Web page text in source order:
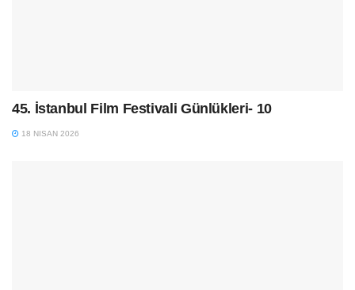
45. İstanbul Film Festivali Günlükleri- 10
18 NISAN 2026